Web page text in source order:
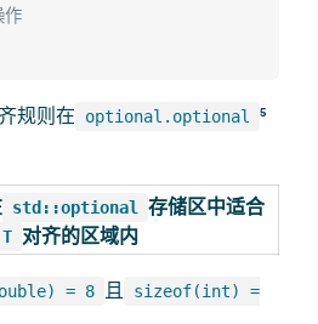
规则在 optional.optional
⁵
std::optional
存储区中适合
T 对齐的区域内
= 8 且
sizeof(int) =